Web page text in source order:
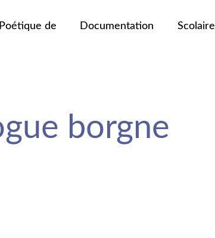
de
Documentation Scolaire
borgne